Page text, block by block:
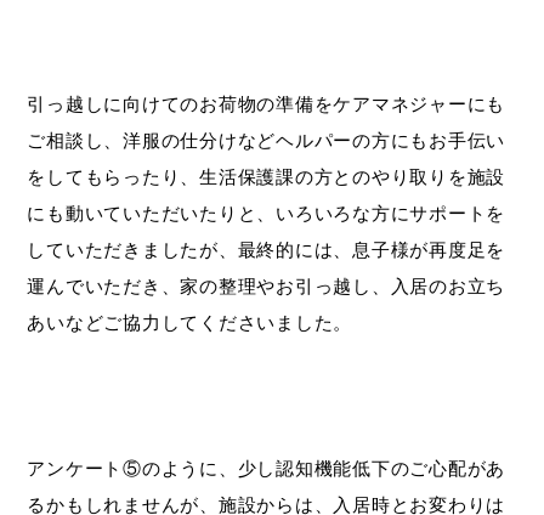
引っ越しに向けてのお荷物の準備をケアマネジャーにも
ご相談し、洋服の仕分けなどヘルパーの方にもお手伝い
をしてもらったり、生活保護課の方とのやり取りを施設
にも動いていただいたりと、いろいろな方にサポートを
していただきましたが、最終的には、息子様が再度足を
運んでいただき、家の整理やお引っ越し、入居のお立ち
あいなどご協力してくださいました。
アンケート⑤のように、少し認知機能低下のご心配があ
るかもしれませんが、施設からは、入居時とお変わりは